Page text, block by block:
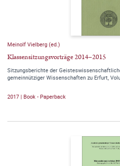
Meinolf Vielberg (ed.)
Klassensitzungsvorträge 2014–2015
Sitzungsberichte der
gemeinnütziger Wissenschaften zu Erfurt,
2017 | Book - Paperback